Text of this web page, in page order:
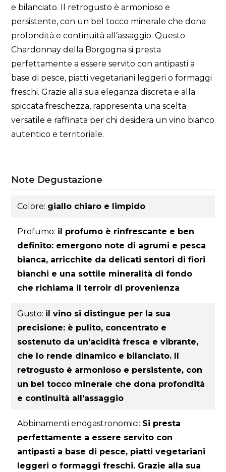
e bilanciato. Il retrogusto è armonioso e
persistente, con un bel tocco minerale che dona
profondità e continuità all’assaggio. Questo
Chardonnay della Borgogna si presta
perfettamente a essere servito con antipasti a
base di pesce, piatti vegetariani leggeri o formaggi
freschi. Grazie alla sua eleganza discreta e alla
spiccata freschezza, rappresenta una scelta
versatile e raffinata per chi desidera un vino bianco
autentico e territoriale.
Note Degustazione
Colore: giallo chiaro e limpido
Profumo: il profumo è rinfrescante e ben
definito: emergono note di agrumi e pesca
bianca, arricchite da delicati sentori di fiori
bianchi e una sottile mineralità di fondo
che richiama il terroir di provenienza
Gusto: il vino si distingue per la sua
precisione: è pulito, concentrato e
sostenuto da un’acidità fresca e vibrante,
che lo rende dinamico e bilanciato. Il
retrogusto è armonioso e persistente, con
un bel tocco minerale che dona profondità
e continuità all’assaggio
Abbinamenti enogastronomici: Si presta
perfettamente a essere servito con
antipasti a base di pesce, piatti vegetariani
leggeri o formaggi freschi. Grazie alla sua